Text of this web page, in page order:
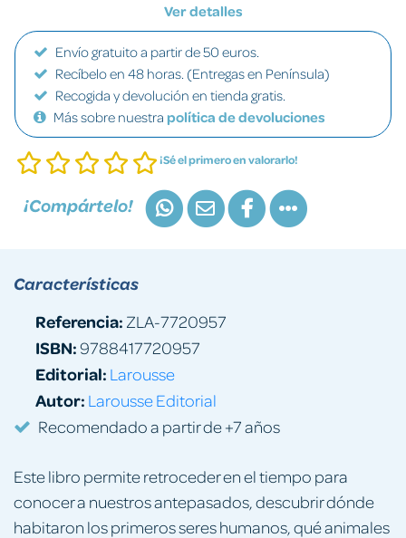
Ver detalles
Envío gratuito a partir de 50 euros.
Recíbelo en 48 horas. (Entregas en Península)
Recogida y devolución en tienda gratis.
Más sobre nuestra política de devoluciones
¡Sé el primero en valorarlo!
¡Compártelo!
Este libro permite retroceder en el tiempo para
conocer a nuestros antepasados, descubrir dónde
habitaron los primeros seres humanos, qué animales
Características
Referencia: ZLA-7720957
ISBN:9788417720957
Editorial: Larousse
Autor: Larousse Editorial
Recomendado a partir de +7 años